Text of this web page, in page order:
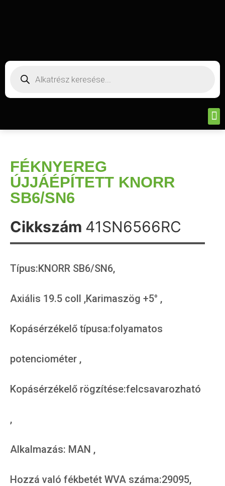
FÉKNYEREG
ÚJJÁÉPÍTETT KNORR
SB6/SN6
Cikkszám 41SN6566RC
Típus:KNORR SB6/SN6,
Axiális 19.5 coll ,Karimaszög +5° ,
Kopásérzékelő típusa:folyamatos
potenciométer ,
Kopásérzékelő rögzítése:felcsavarozható
,
Alkalmazás: MAN ,
Hozzá való fékbetét WVA száma:29095,